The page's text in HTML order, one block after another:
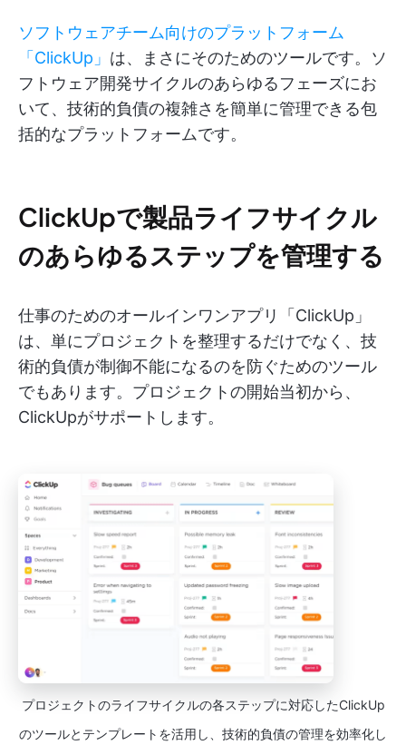
ソフトウェアチーム向けのプラットフォーム
「ClickUp」 は、まさにそのためのツールです。ソ
フトウェア開発サイクルのあらゆるフェーズにお
いて、技術的負債の複雑さを簡単に管理できる包
括的なプラットフォームです。
ClickUpで製品ライフサイクル
のあらゆるステップを管理する
仕事のためのオールインワンアプリ「ClickUp」
は、単にプロジェクトを整理するだけでなく、技
術的負債が制御不能になるのを防ぐためのツール
でもあります。プロジェクトの開始当初から、
ClickUpがサポートします。
プロジェクトのライフサイクルの各ステップに対応したClickUp
のツールとテンプレートを活用し、技術的負債の管理を効率化し